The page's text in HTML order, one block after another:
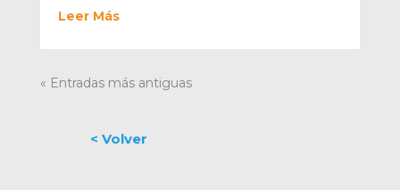
Leer Más
« Entradas más antiguas